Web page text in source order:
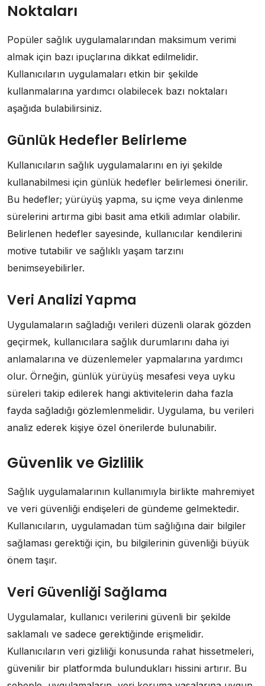
Noktaları
Popüler sağlık uygulamalarından maksimum verimi
almak için bazı ipuçlarına dikkat edilmelidir.
Kullanıcıların uygulamaları etkin bir şekilde
kullanmalarına yardımcı olabilecek bazı noktaları
aşağıda bulabilirsiniz.
Günlük Hedefler Belirleme
Kullanıcıların sağlık uygulamalarını en iyi şekilde
kullanabilmesi için günlük hedefler belirlemesi önerilir.
Bu hedefler; yürüyüş yapma, su içme veya dinlenme
sürelerini artırma gibi basit ama etkili adımlar olabilir.
Belirlenen hedefler sayesinde, kullanıcılar kendilerini
motive tutabilir ve sağlıklı yaşam tarzını
benimseyebilirler.
Veri Analizi Yapma
Uygulamaların sağladığı verileri düzenli olarak gözden
geçirmek, kullanıcılara sağlık durumlarını daha iyi
anlamalarına ve düzenlemeler yapmalarına yardımcı
olur. Örneğin, günlük yürüyüş mesafesi veya uyku
süreleri takip edilerek hangi aktivitelerin daha fazla
fayda sağladığı gözlemlenmelidir. Uygulama, bu verileri
analiz ederek kişiye özel önerilerde bulunabilir.
Güvenlik ve Gizlilik
Sağlık uygulamalarının kullanımıyla birlikte mahremiyet
ve veri güvenliği endişeleri de gündeme gelmektedir.
Kullanıcıların, uygulamadan tüm sağlığına dair bilgiler
sağlaması gerektiği için, bu bilgilerinin güvenliği büyük
önem taşır.
Veri Güvenliği Sağlama
Uygulamalar, kullanıcı verilerini güvenli bir şekilde
saklamalı ve sadece gerektiğinde erişmelidir.
Kullanıcıların veri gizliliği konusunda rahat hissetmeleri,
güvenilir bir platformda bulundukları hissini artırır. Bu